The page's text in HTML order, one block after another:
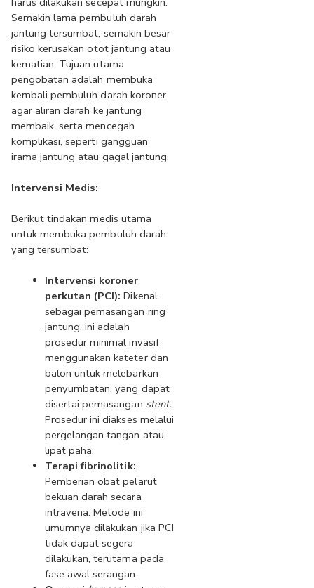
Semakin lama pembuluh darah
jantung tersumbat, semakin besar
risiko kerusakan otot jantung atau
kematian. Tujuan utama
pengobatan adalah membuka
kembali pembuluh darah koroner
agar aliran darah ke jantung
membaik, serta mencegah
komplikasi, seperti gangguan
irama jantung atau gagal jantung.
Intervensi Medis:
Berikut tindakan medis utama
untuk membuka pembuluh darah
yang tersumbat:
Intervensi koroner
perkutan (PCI): Dikenal
sebagai pemasangan ring
jantung, ini adalah
prosedur minimal invasif
menggunakan kateter dan
balon untuk melebarkan
penyumbatan, yang dapat
disertai pemasangan stent.
Prosedur ini diakses melalui
pergelangan tangan atau
lipat paha.
Terapi fibrinolitik:
Pemberian obat pelarut
bekuan darah secara
intravena. Metode ini
umumnya dilakukan jika PCI
tidak dapat segera
dilakukan, terutama pada
fase awal serangan.